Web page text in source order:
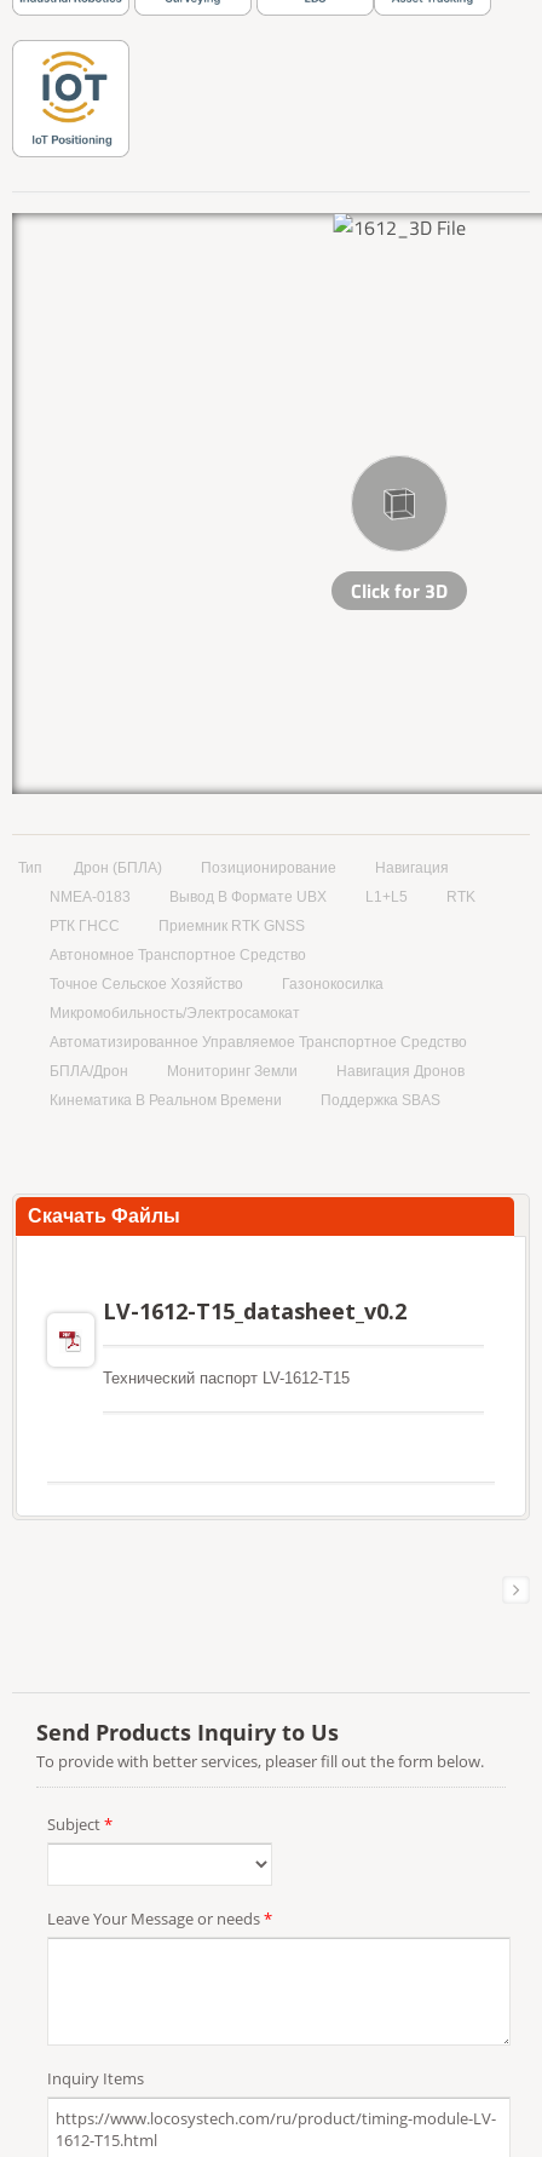
Тип Дрон (БПЛА) Позиционирование
Навигация
NMEA-0183
Вывод В Формате UBX L1+L5
RTK
РТК ГНСС
Приемник RTK GNSS
Автономное Транспортное Средство
Точное Сельское Хозяйство
Газонокосилка
Микромобильность/Электросамокат
Автоматизированное Управляемое Транспортное Средство
БПЛА/Дрон
Мониторинг Земли
Навигация Дронов
Кинематика В Реальном Времени
Поддержка SBAS
Скачать Файлы
LV-1612-T15_datasheet_v0.2
Технический паспорт LV-1612-T15